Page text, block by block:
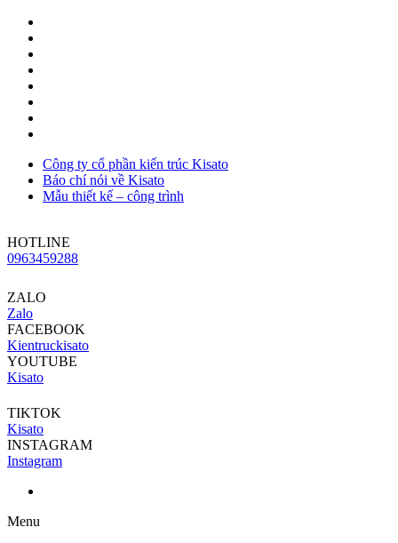
Công ty cổ phần kiến trúc Kisato
Báo chí nói về Kisato
Mẫu thiết kế – công trình
HOTLINE
0963459288
ZALO
Zalo
FACEBOOK
Kientruckisato
YOUTUBE
Kisato
TIKTOK
Kisato
INSTAGRAM
Instagram
Menu